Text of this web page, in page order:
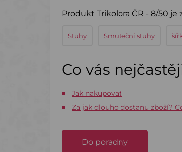
Produkt Trikolora ČR - 8/50
Stuhy Smuteční stuhy
Co vás
Jak nakupovat
Za jak dlouho dostanu zboží?
Do poradny